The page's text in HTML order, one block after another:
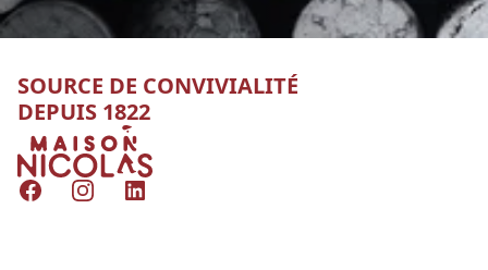
SOURCE DE CONVIVIALITÉ
DEPUIS 1822
Nicolas
FacebookInstagramLinkedIn